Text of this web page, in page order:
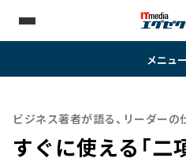
メニュー
ビジネス著者が語る、リーダーの
すぐに使える「二